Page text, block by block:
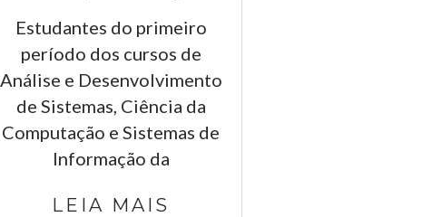
Estudantes do primeiro
período dos cursos de
Análise e Desenvolvimento
de Sistemas, Ciência da
Computação e Sistemas de
Informação da
LEIA MAIS